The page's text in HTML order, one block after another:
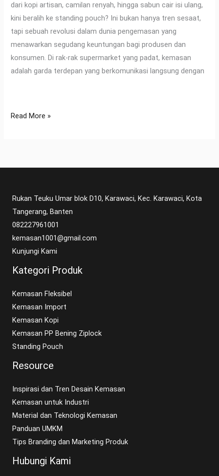
dari kopi artisan, camilan renyah, hingga sabun cair isi ulang,
kini beralih ke standing pouch? Ini bukan hanya tren sesaat,
tapi sebuah revolusi dalam dunia pengemasan yang
menawarkan segudang keuntungan bagi produsen dan
konsumen. Di rak-rak supermarket yang padat, kemasan
adalah garda terdepan yang berkomunikasi langsung dengan
Read More »
Rukan Teuku Umar blok D10, Karawaci, Kec. Karawaci, Kota
Tangerang, Banten
082227961001
kemasan1001@gmail.com
Kunjungi Kami
Kategori Produk
Kemasan Fleksibel
Kemasan Import
Kemasan Kopi
Kemasan PP Bening Ziplock
Standing Pouch
Resource
Inspirasi dan Tren Desain Kemasan
Kemasan untuk Industri
Material dan Teknologi Kemasan
Panduan UMKM
Tips Branding dan Marketing Produk
Hubungi Kami